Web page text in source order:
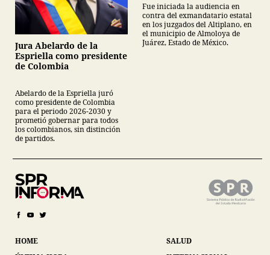
Jura Abelardo de la
Espriella como presidente
de Colombia
Abelardo de la Espriella juró
como presidente de Colombia
para el periodo 2026-2030 y
prometió gobernar para todos
los colombianos, sin distinción
de partidos.
Fue iniciada la audiencia en
contra del exmandatario estatal
en los juzgados del Altiplano, en
el municipio de Almoloya de
Juárez, Estado de México.
HOME
SALUD